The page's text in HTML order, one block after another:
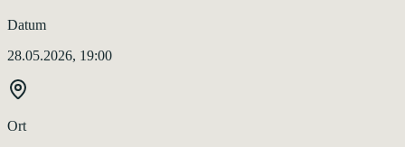
Datum
28.05.2026, 19:00
Ort